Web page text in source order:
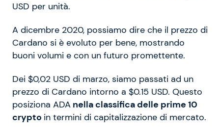
USD per unità.
A dicembre 2020, possiamo dire che il prezzo di
Cardano si è evoluto per bene, mostrando
buoni volumi e con un futuro promettente.
Dei $0,02 USD di marzo, siamo passati ad un
prezzo di Cardano intorno a $0.15 USD. Questo
posiziona ADA nella classifica delle prime 10
crypto in termini di capitalizzazione di mercato.